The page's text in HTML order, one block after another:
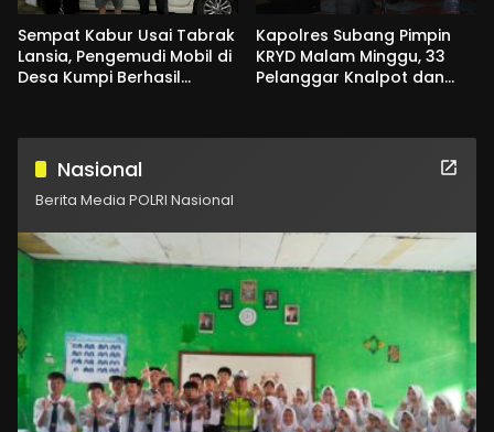
Sempat Kabur Usai Tabrak
Lansia, Pengemudi Mobil di
Desa Kumpi Berhasil
Kapolres Subang Pimpin
KRYD Malam Minggu, 33
Pelanggar Knalpot dan
Nasional
Berita Media POLRI Nasional